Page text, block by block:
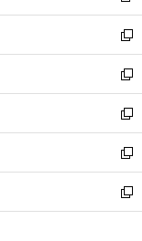
開
く
ウ
で
開
く
ン
ド
ウ
で
開
く
ウ
ィ
ン
ド
ウ
で
開
く
し
い
ウ
ィ
ン
ド
ウ
で
開
く
新
し
い
ウ
ィ
ン
ド
ウ
で
開
新
し
い
ウ
ィ
ン
ド
ウ
新
し
い
ウ
ィ
ン
新
し
い
ウ
新
し